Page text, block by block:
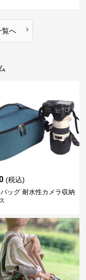
覧へ ›
(税込)
ッグ 耐水性カメラ収納